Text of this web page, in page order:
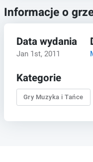
Informacje o
Data wydania
Jan 1st, 2011
Kategorie
Gry Muzyka i Tańce